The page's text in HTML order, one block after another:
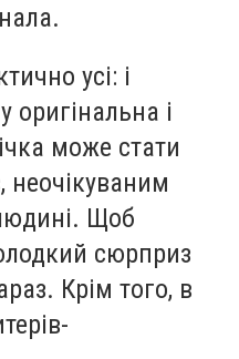
усі: і
оригінальна і
може стати
неочікуваним
Щоб
сюрприз
Крім того, в